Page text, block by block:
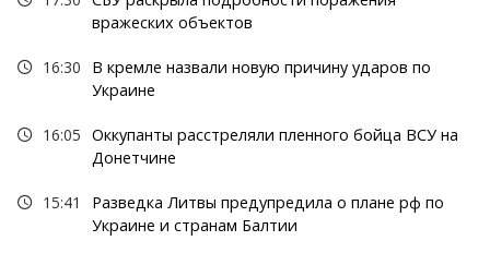
вражеских объектов
16:30
В кремле назвали новую причину ударов по
Украине
16:05 Оккупанты расстреляли пленного бойца ВСУ на
Донетчине
15:41
Разведка Литвы предупредила о плане рф по
Украине и странам Балтии